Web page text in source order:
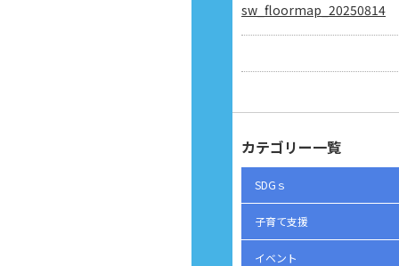
sw_floormap_20250814
カテゴリー一覧
SDGｓ
子育て支援
イベント